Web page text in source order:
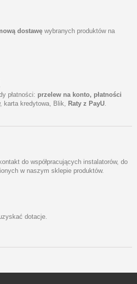
dostawę wybranych produktów na
płatności: przelew na konto, płatności
karta kredytowa, Blik, Raty z PayU
do współpracujących instalatorów, do
w naszym sklepie produktów.
dotacje.